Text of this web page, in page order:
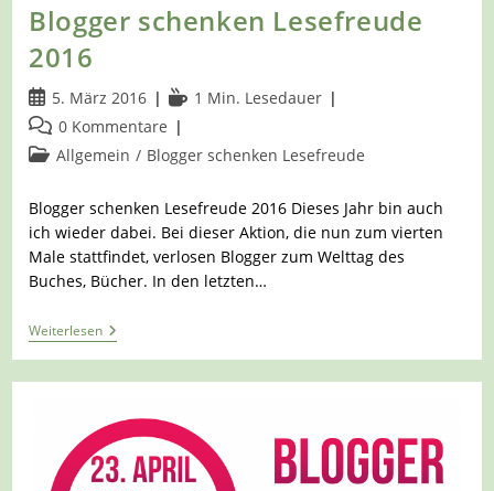
Blogger schenken Lesefreude
2016
Beitrag
veröffentlicht:
5. März 2016 Lesedauer:
1 Min. Lesedauer
Beitrags-
Kommentare:
0 Kommentare
Beitrags-
Allgemein / Blogger schenken Lesefreude
Blogger schenken Lesefreude 2016 Dieses Jahr bin auch
ich wieder dabei. Bei dieser Aktion, die nun zum vierten
Male stattfindet, verlosen Blogger zum Welttag des
Buches, Bücher. In den letzten…
WeiterlesenBlogger
Schenken
Lesefreude
2016